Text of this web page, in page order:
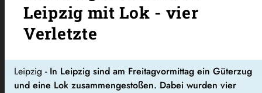
Leipzig mit Lok - vier
Verletzte
Leipzig - In Leipzig sind am Freitagvormittag ein Güterzug
und eine Lok zusammengestoßen. Dabei wurden vier